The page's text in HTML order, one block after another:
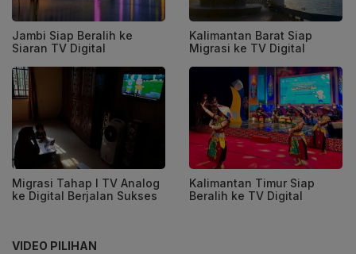
Jambi Siap Beralih ke
Siaran TV Digital
Kalimantan Barat Siap
Migrasi ke TV Digital
Migrasi Tahap I TV Analog
ke Digital Berjalan Sukses
Kalimantan Timur Siap
Beralih ke TV Digital
VIDEO PILIHAN